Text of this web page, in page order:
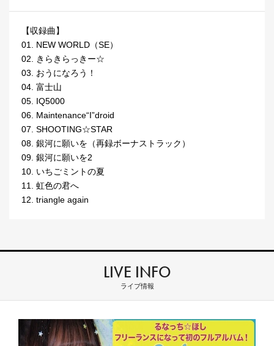
【収録曲】
01. NEW WORLD（SE）
02. きらきらっきー☆
03. おうになろう！
04. 富士山
05. IQ5000
06. Maintenance“I”droid
07. SHOOTING☆STAR
08. 銀河に願いを（再録ボーナストラック）
09. 銀河に願いを2
10. いちごミントの夏
11. 虹色の君へ
12. triangle again
LIVE INFO
ライブ情報